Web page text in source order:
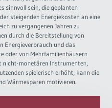
sinnvoll sein, die geplanten
steigenden Energiekosten an eine
zu vergangenen Jahren zu
durch die Bereitstellung von
Energieverbrauch und das
oder von Mehrfamilienhäusern
nicht-monetären Instrumenten,
spielerisch erhöht, kann die
Wärmesparen motivieren.